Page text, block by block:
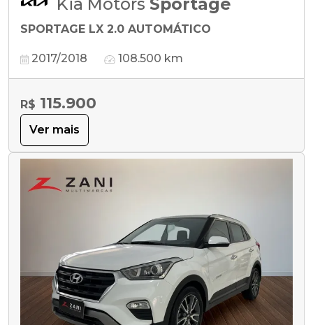
SPORTAGE LX 2.0 AUTOMÁTICO
2017/2018 108.500 km
R$ 115.900
Ver mais